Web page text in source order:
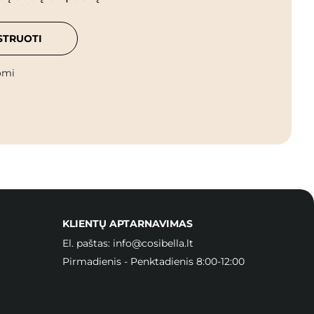
KLIENTŲ APTARNAVIMAS
El. paštas: info@cosibella.lt
Pirmadienis - Penktadienis 8:00-12:00